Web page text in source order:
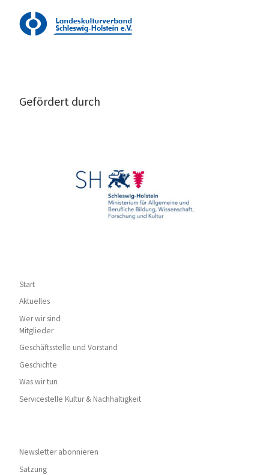
Gefördert durch
Start
Aktuelles
Wer wir sind
Mitglieder
Geschäftsstelle und Vorstand
Geschichte
Was wir tun
Servicestelle Kultur & Nachhaltigkeit
Newsletter abonnieren
Satzung